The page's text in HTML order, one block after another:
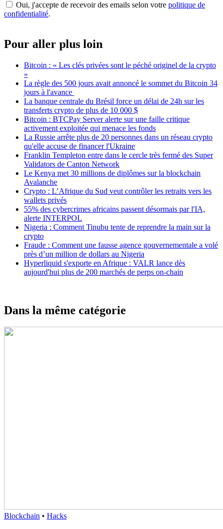
Oui, j'accepte de recevoir des emails selon votre politique de
confidentialité.
Pour aller plus loin
Bitcoin : « Les clés privées sont le péché originel de la crypto
»
La règle des 500 jours avait annoncé le sommet du Bitcoin 34
jours à l'avance
La banque centrale du Brésil force un délai de 24h sur les
transferts crypto de plus de 10 000 $
Bitcoin : BTCPay Server alerte sur une faille critique
activement exploitée qui menace les fonds
La Russie arrête plus de 20 personnes dans un réseau crypto
qu'elle accuse de financer l'Ukraine
Franklin Templeton entre dans le cercle très fermé des Super
Validators de Canton Network
Le Kenya met 30 millions de diplômes sur la blockchain
Avalanche
Crypto : L’Afrique du Sud veut contrôler les retraits vers les
wallets privés
55% des cybercrimes africains passent désormais par l'IA,
alerte INTERPOL
Nigeria : Comment Tinubu tente de reprendre la main sur la
crypto
Fraude : Comment une fausse agence gouvernementale a volé
près d’un million de dollars au Nigeria
Hyperliquid s'exporte en Afrique : VALR lance dès
aujourd'hui plus de 200 marchés de perps on-chain
Dans la même catégorie
Blockchain • Hacks